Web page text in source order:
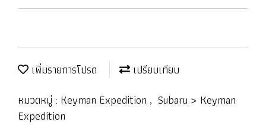
เพิ่มรายการโปรด
เปรียบเทียบ
หมวดหมู่ : Keyman Expedition , Subaru > Keyman
Expedition